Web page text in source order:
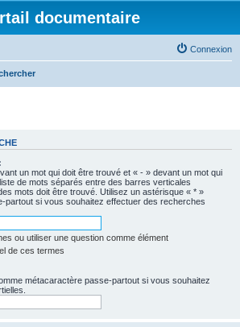
documentaire
Connexion
un mot qui doit être trouvé et « - » devant un mot qui
de mots séparés entre des barres verticales
mots doit être trouvé. Utilisez un astérisque « * »
partout si vous souhaitez effectuer des recherches
ou utiliser une question comme élément
de ces termes
métacaractère passe-partout si vous souhaitez